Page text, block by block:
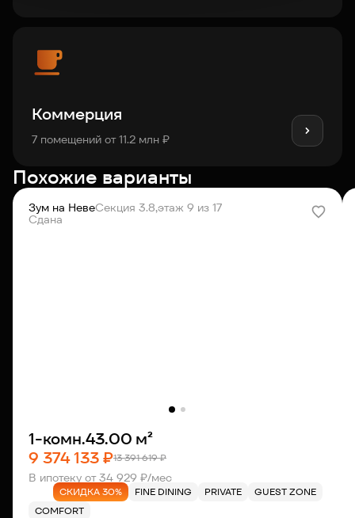
Коммерция
7 помещений от 11.2 млн ₽
Похожие варианты
Зум на НевеСекция 3.8,этаж 9 из 17
Сдана
1-комн.43.00 м²
9 374 133 ₽13 391 619 ₽
В ипотеку от 34 929 ₽/мес
СКИДКА 30% FINE DINING PRIVATE
GUEST ZONE
COMFORT